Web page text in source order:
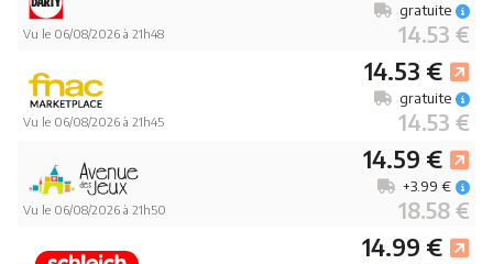
Vu le 06/08/2026 à 21h48 14.53 €
gratuite
Vu le 06/08/2026 à 21h45
14.53 €
14.53 €
gratuite
Vu le 06/08/2026 à 21h50
14.59 €
18.58 €
+3.99 €
14.99 €